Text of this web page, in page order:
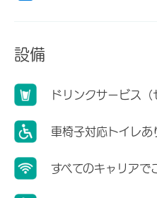
設備
ドリンクサービス（
車椅子対応トイレあ
すべてのキャリアで